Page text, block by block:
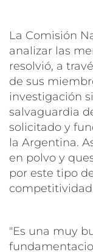
La Comisión
analizar las
resolvió, a
de sus
investigación
salvaguardia
solicitado y
la Argentina.
en polvo y
por este tipo
"Es una muy